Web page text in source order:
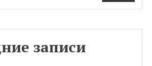
записи